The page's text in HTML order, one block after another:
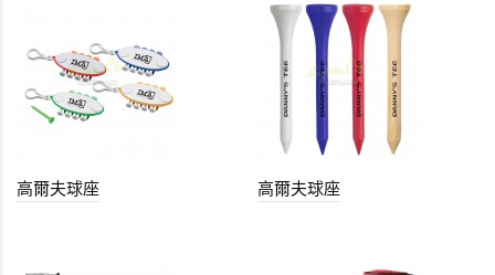
高爾夫球座 高爾夫球座